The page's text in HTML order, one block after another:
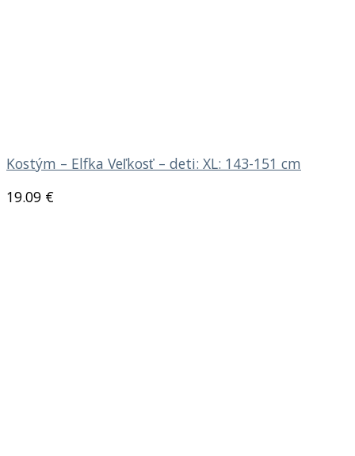
Kostým – Elfka Veľkosť – deti: XL: 143-151 cm
19.09 €